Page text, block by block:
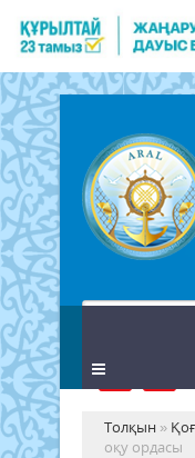
Толқын »
оқу ордасы